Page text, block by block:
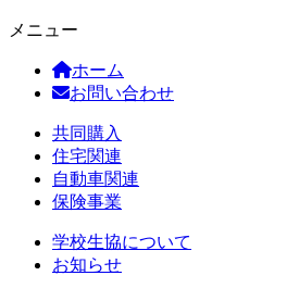
メニュー
ホーム
お問い合わせ
共同購入
住宅関連
自動車関連
保険事業
学校生協について
お知らせ